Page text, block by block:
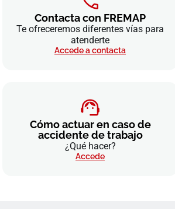
Contacta con FREMAP
Te ofreceremos diferentes vías para
atenderte
Accede a contacta
Cómo actuar en caso de
accidente de trabajo
¿Qué hacer?
Accede